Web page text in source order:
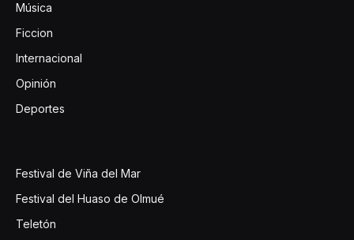
Música
Ficcion
Internacional
Opinión
Deportes
Festival de Viña del Mar
Festival del Huaso de Olmué
Teletón